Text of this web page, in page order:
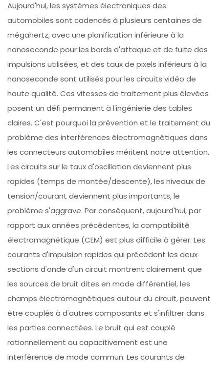
Aujourd'hui, les systèmes électroniques des
automobiles sont cadencés à plusieurs centaines de
mégahertz, avec une planification inférieure à la
nanoseconde pour les bords d'attaque et de fuite des
impulsions utilisées, et des taux de pixels inférieurs à la
nanoseconde sont utilisés pour les circuits vidéo de
haute qualité. Ces vitesses de traitement plus élevées
posent un défi permanent à l'ingénierie des tables
claires. C'est pourquoi la prévention et le traitement du
problème des interférences électromagnétiques dans
les connecteurs automobiles méritent notre attention.
Les circuits sur le taux d'oscillation deviennent plus
rapides (temps de montée/descente), les niveaux de
tension/courant deviennent plus importants, le
problème s'aggrave. Par conséquent, aujourd'hui, par
rapport aux années précédentes, la compatibilité
électromagnétique (CEM) est plus difficile à gérer. Les
courants d'impulsion rapides qui précèdent les deux
sections d'onde d'un circuit montrent clairement que
les sources de bruit dites en mode différentiel, les
champs électromagnétiques autour du circuit, peuvent
être couplés à d'autres composants et s'infiltrer dans
les parties connectées. Le bruit qui est couplé
rationnellement ou capacitivement est une
interférence de mode commun. Les courants de